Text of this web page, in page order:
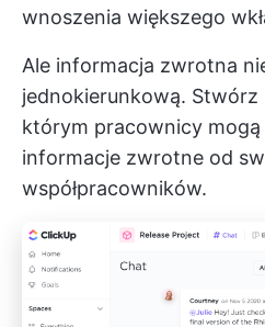
wnoszenia większego
Ale informacja zwrotna
jednokierunkową.
którym pracownicy
informacje zwrotne od
współpracowników.